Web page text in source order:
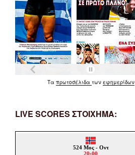
Τα πρωτοσέλιδα των εφημερίδων
LIVE SCORES ΣΤΟΙΧΗΜΑ: